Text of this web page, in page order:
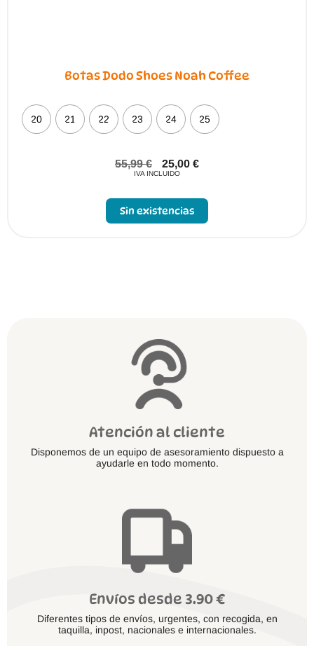
Botas Dodo Shoes Noah Coffee
20 21 22 23 24 25
55,99€ 25,00 €
IVA INCLUIDO
Sin existencias
Atención al cliente
Disponemos de un equipo de asesoramiento dispuesto a
ayudarle en todo momento.
Envíos desde 3.90 €
Diferentes tipos de envíos, urgentes, con recogida, en
taquilla, inpost, nacionales e internacionales.